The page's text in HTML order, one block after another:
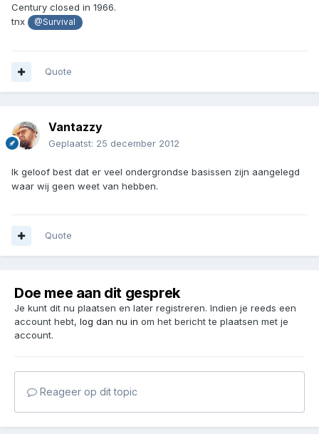
Century closed in 1966.
tnx
@Survival
Quote
Vantazzy
Geplaatst: 25 december 2012
Ik geloof best dat er veel ondergrondse basissen zijn aangelegd
waar wij geen weet van hebben.
Quote
Doe mee aan dit gesprek
Je kunt dit nu plaatsen en later registreren. Indien je reeds een
account hebt, log dan nu in om het bericht te plaatsen met je
account.
Reageer op dit topic